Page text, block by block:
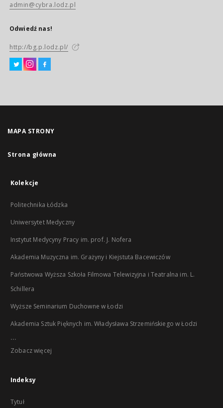
admin@cybra.lodz.pl
Odwiedź nas!
http://bg.p.lodz.pl/
MAPA STRONY
Strona główna
Kolekcje
Politechnika Łódzka
Uniwersytet Medyczny
Instytut Medycyny Pracy im. prof. J. Nofera
Akademia Muzyczna im. Grażyny i Kiejstuta Bacewiczów
Państwowa Wyższa Szkoła Filmowa Telewizyjna i Teatralna im. L.
Schillera
Wyższe Seminarium Duchowne w Łodzi
Akademia Sztuk Pięknych im. Władysława Strzemińskiego w Łodzi
...
Zobacz więcej
Indeksy
Tytuł